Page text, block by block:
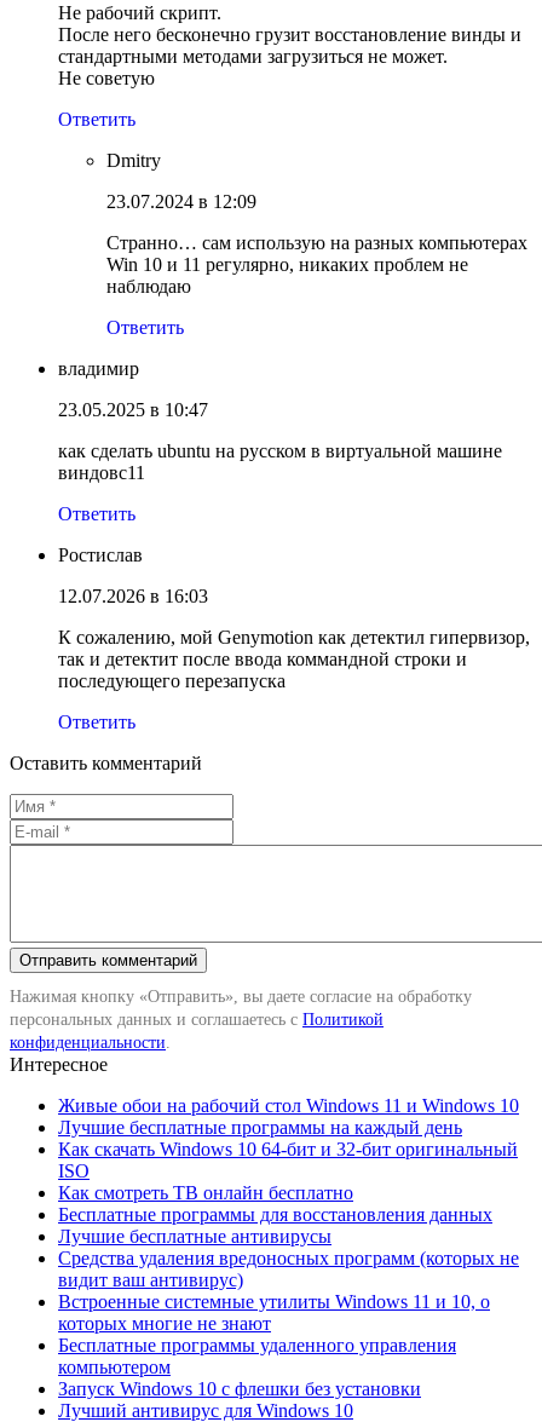
Не рабочий скрипт.
После него бесконечно грузит восстановление винды и
стандартными методами загрузиться не может.
Не советую
Ответить
Dmitry
23.07.2024 в 12:09
Странно… сам использую на разных компьютерах
Win 10 и 11 регулярно, никаких проблем не
наблюдаю
Ответить
владимир
23.05.2025 в 10:47
как сделать ubuntu на русском в виртуальной машине
виндовс11
Ответить
Ростислав
12.07.2026 в 16:03
К сожалению, мой Genymotion как детектил гипервизор,
так и детектит после ввода коммандной строки и
последующего перезапуска
Ответить
Оставить комментарий
Нажимая кнопку «Отправить», вы даете согласие на обработку
персональных данных и соглашаетесь с Политикой
конфиденциальности
Интересное
Живые обои на рабочий стол Windows 11 и Windows 10
Лучшие бесплатные программы на каждый день
Как скачать Windows 10 64-бит и 32-бит оригинальный
ISO
Как смотреть ТВ онлайн бесплатно
Бесплатные программы для восстановления данных
Лучшие бесплатные антивирусы
Средства удаления вредоносных программ (которых не
видит ваш антивирус)
Встроенные системные утилиты Windows 11 и 10, о
которых многие не знают
Бесплатные программы удаленного управления
компьютером
Запуск Windows 10 с флешки без установки
Лучший антивирус для Windows 10